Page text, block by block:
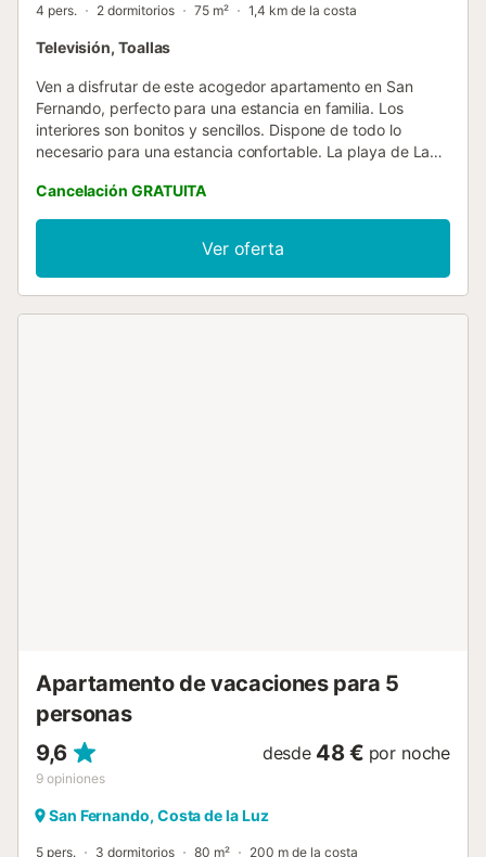
4 pers. 2 dormitorios 75 m² 1,4 km de la costa
Televisión, Toallas
Ven a disfrutar de este acogedor apartamento en San
Fernando, perfecto para una estancia en familia. Los
interiores son bonitos y sencillos. Dispone de todo lo
necesario para una estancia confortable. La playa de La
mientras que el lago se encuentra a tan solo 550 m. A 1,6
km encontrarás tiendas y restaurantes. Hay aparcamiento
disponible. En la cocina, totalmente equipada, podrás
preparar deliciosas comidas y disfrutarlas en familia. Para
tu comodidad, dispone de lavadora, así que no olvides
Cancelación GRATUITA
Ver oferta
Apartamento de vacaciones para 5
personas
9,6
9 opiniones
desde 48 € por noche
San Fernando, Costa de la Luz
5 pers. 3 dormitorios 80 m² 200 m de la costa